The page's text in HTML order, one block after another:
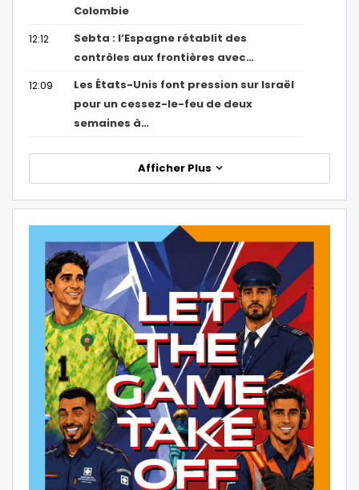
Colombie
12:12
Sebta : l’Espagne rétablit des
contrôles aux frontières avec…
12:09
Les États-Unis font pression sur Israël
pour un cessez-le-feu de deux
semaines à…
Afficher Plus